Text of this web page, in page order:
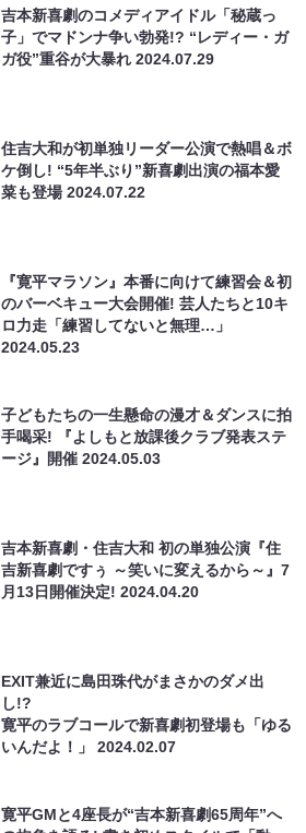
吉本新喜劇のコメディアイドル「秘蔵っ
子」でマドンナ争い勃発!? “レディー・ガ
ガ役”重谷が大暴れ2024.07.29
住吉大和が初単独リーダー公演で熱唱＆ボ
ケ倒し! “5年半ぶり”新喜劇出演の福本愛
菜も登場2024.07.22
『寛平マラソン』本番に向けて練習会＆初
のバーベキュー大会開催! 芸人たちと10キ
ロ力走「練習してないと無理…」
2024.05.23
子どもたちの一生懸命の漫才＆ダンスに拍
手喝采! 『よしもと放課後クラブ発表ステ
ージ』開催2024.05.03
吉本新喜劇・住吉大和 初の単独公演『住
吉新喜劇ですぅ ～笑いに変えるから～』7
月13日開催決定!2024.04.20
EXIT兼近に島田珠代がまさかのダメ出
し!?
寛平のラブコールで新喜劇初登場も「ゆる
いんだよ！」2024.02.07
寛平GMと4座長が“吉本新喜劇65周年”へ